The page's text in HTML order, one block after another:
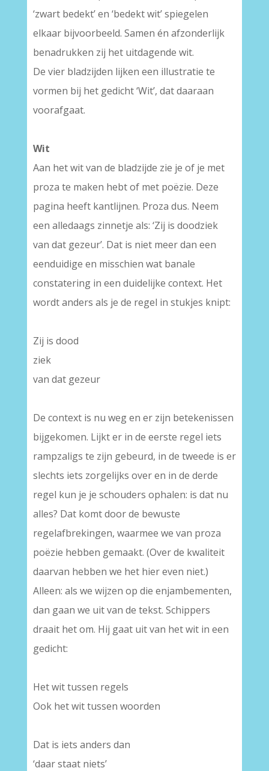
‘zwart bedekt’ en ‘bedekt wit’ spiegelen
elkaar bijvoorbeeld. Samen én afzonderlijk
benadrukken zij het uitdagende wit.
De vier bladzijden lijken een illustratie te
vormen bij het gedicht ‘Wit’, dat daaraan
voorafgaat.
Wit
Aan het wit van de bladzijde zie je of je met
proza te maken hebt of met poëzie. Deze
pagina heeft kantlijnen. Proza dus. Neem
een alledaags zinnetje als: ‘Zij is doodziek
van dat gezeur’. Dat is niet meer dan een
eenduidige en misschien wat banale
constatering in een duidelijke context. Het
wordt anders als je de regel in stukjes knipt:
Zij is dood
ziek
van dat gezeur
De context is nu weg en er zijn betekenissen
bijgekomen. Lijkt er in de eerste regel iets
rampzaligs te zijn gebeurd, in de tweede is er
slechts iets zorgelijks over en in de derde
regel kun je je schouders ophalen: is dat nu
alles? Dat komt door de bewuste
regelafbrekingen, waarmee we van proza
poëzie hebben gemaakt. (Over de kwaliteit
daarvan hebben we het hier even niet.)
Alleen: als we wijzen op die enjambementen,
dan gaan we uit van de tekst. Schippers
draait het om. Hij gaat uit van het wit in een
gedicht:
Het wit tussen regels
Ook het wit tussen woorden
Dat is iets anders dan
‘daar staat niets’